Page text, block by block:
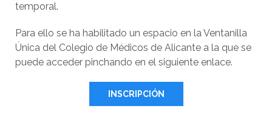
temporal.
Para ello se ha habilitado un espacio en la Ventanilla
Única del Colegio de Médicos de Alicante a la que se
puede acceder pinchando en el siguiente enlace.
INSCRIPCIÓN